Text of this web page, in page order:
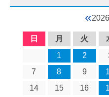
«
日 月 火
1
2
7
8 9
14
15 16